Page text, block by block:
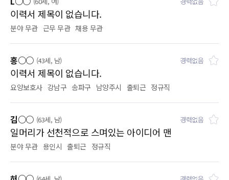
이력서 제목이 없습니다.
분야 무관 근무 무관 채용 무관
홍○○ (43세, 남) 경력없음
이력서 제목이 없습니다.
요양보호사 강남구 송파구 남양주시 출퇴근 정규직
김○○ (63세, 남) 경력없음
일머리가 선천적으로 스며있는 아이디어 맨
분야 무관 용인시 출퇴근 정규직